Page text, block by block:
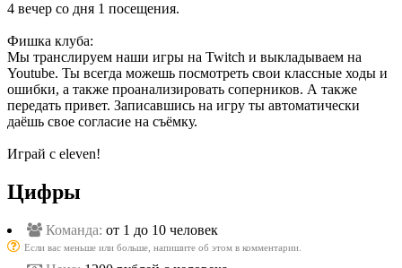
4 вечер со дня 1 посещения.
Фишка клуба:
Мы транслируем наши игры на Twitch и выкладываем на
Youtube. Ты всегда можешь посмотреть свои классные ходы и
ошибки, а также проанализировать соперников. А также
передать привет. Записавшись на игру ты автоматически
даёшь свое согласие на съёмку.
Играй с eleven!
Цифры
Команда: от 1 до 10 человек
Если вас меньше или больше, напишите об этом в комментарии.